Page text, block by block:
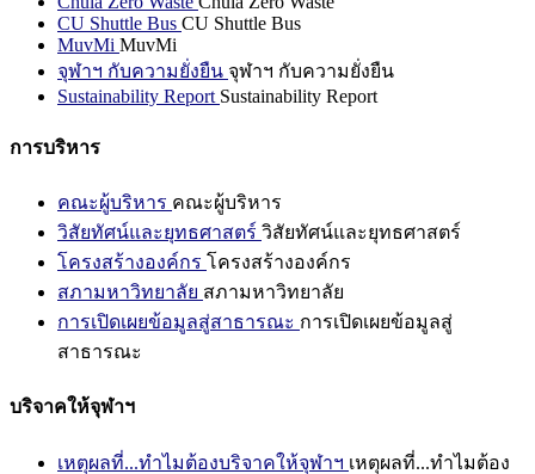
CU Shuttle Bus CU Shuttle Bus
MuvMi MuvMi
จุฬาฯ กับความยั่งยืน จุฬาฯ กับความยั่งยืน
Sustainability Report Sustainability Report
การบริหาร
คณะผู้บริหาร คณะผู้บริหาร
วิสัยทัศน์และยุทธศาสตร์ วิสัยทัศน์และยุทธศาสตร์
โครงสร้างองค์กร โครงสร้างองค์กร
สภามหาวิทยาลัย สภามหาวิทยาลัย
การเปิดเผยข้อมูลสู่สาธารณะ การเปิดเผยข้อมูลสู่
สาธารณะ
บริจาคให้จุฬาฯ
เหตุผลที่...ทำไมต้องบริจาคให้จุฬาฯ เหตุผลที่...ทำไมต้อง